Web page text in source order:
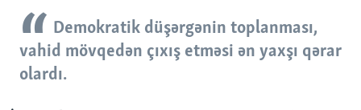
Demokratik düşərgənin toplanması,
vahid mövqedən çıxış etməsi ən yaxşı qərar
olardı.